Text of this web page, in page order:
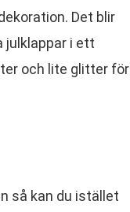
Det blir
julklappar i ett
och lite glitter för
så kan du istället